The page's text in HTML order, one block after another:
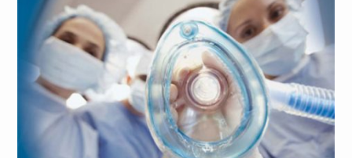
Громадянам
Медпрацівникам
Статистика
Документи